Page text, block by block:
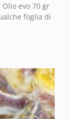
evo 70 gr
foglia di